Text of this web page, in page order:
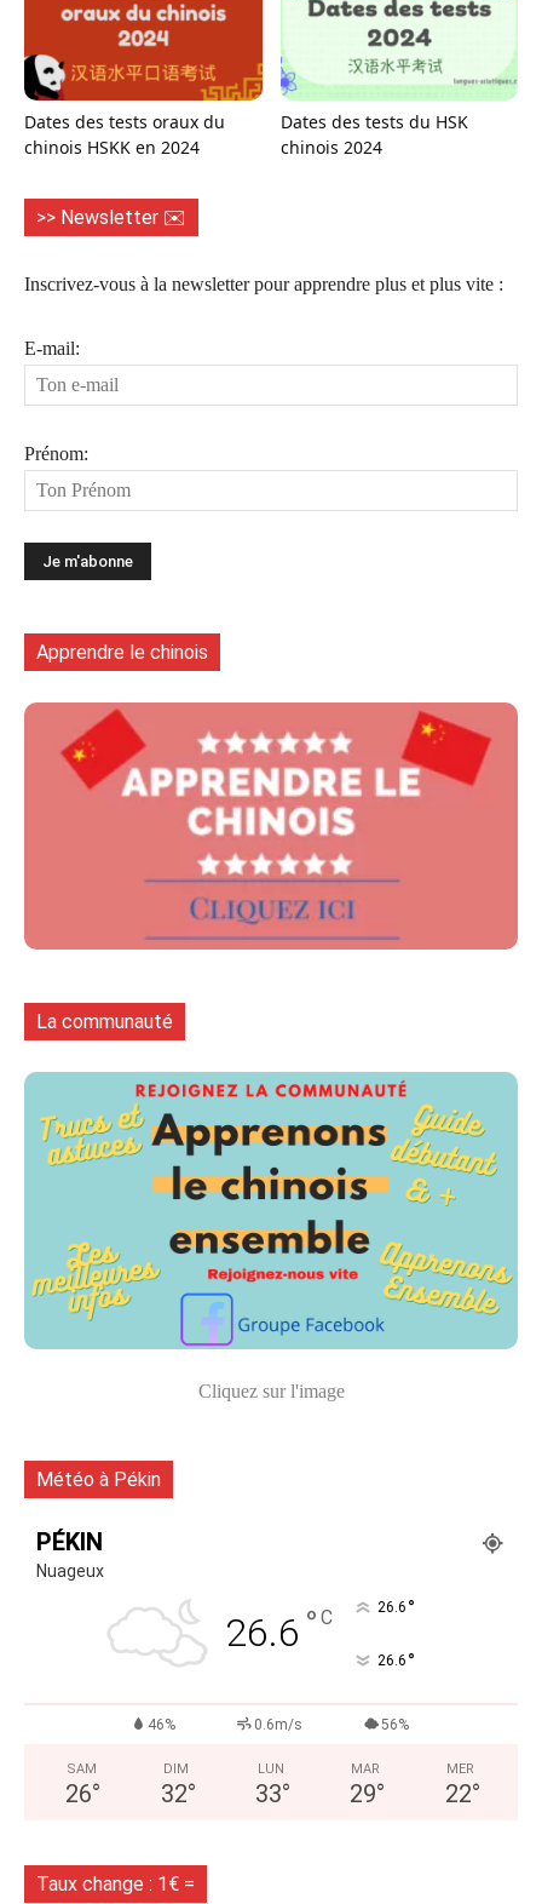
Dates des tests oraux du
chinois HSKK en 2024
Dates des tests du HSK
chinois 2024
>> Newsletter ✉️
Inscrivez-vous à la newsletter pour apprendre plus et plus vite :
E-mail:
Prénom:
Apprendre le chinois
La communauté
Cliquez sur l'image
Météo à Pékin
PÉKIN
Nuageux
26.6 ° C 26.6 °
26.6 °
46% 0.6m/s 56%
SAM
26°
DIM
32°
LUN
33°
MAR
29°
MER
22°
Taux change : 1€ =